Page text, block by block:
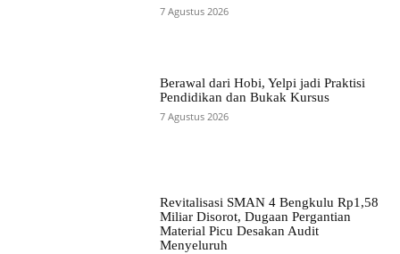
7 Agustus 2026
Berawal dari Hobi, Yelpi jadi Praktisi
Pendidikan dan Bukak Kursus
7 Agustus 2026
Revitalisasi SMAN 4 Bengkulu Rp1,58
Miliar Disorot, Dugaan Pergantian
Material Picu Desakan Audit
Menyeluruh